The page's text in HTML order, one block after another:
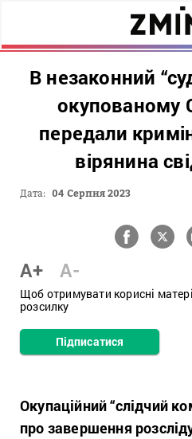
В незаконний
окупованому
передали
вірянина
Дата: 04 Серпня 2023
A+ A-
Щоб отримувати корисні
розсилку
Підписатися
Окупаційний “слідчий
про завершення